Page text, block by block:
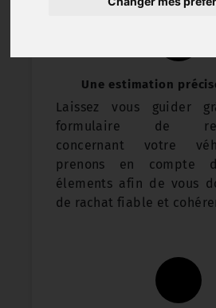
Une estimation
Laissez vous guider
formulaire de
concernant votre
prenons en compte
élements afin de vous
de rachat fiable et